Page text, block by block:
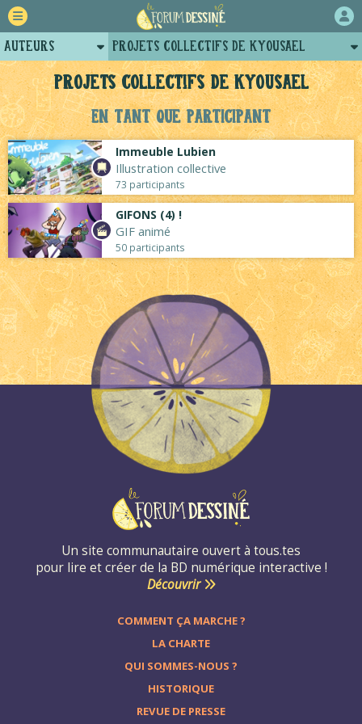
Projets collectifs de Kyousael
En tant que participant
Immeuble Lubien
Illustration collective
73 participants
GIFONS (4) !
GIF animé
50 participants
Un site communautaire ouvert à tous.tes
pour lire et créer de la BD numérique interactive !
Découvrir
COMMENT ÇA MARCHE ?
LA CHARTE
QUI SOMMES-NOUS ?
HISTORIQUE
REVUE DE PRESSE
Auteurs
Retour
Forum
Projets
Tutoriels
Projets collectifs de Kyousael
Profil de kyousael
Posts de kyousael
Arènes de kyousael